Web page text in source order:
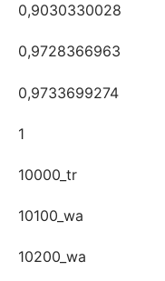
0,9030330028
0,9728366963
0,9733699274
1
10000_tr
10100_wa
10200_wa